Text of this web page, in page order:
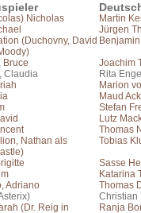
Nicholas
Martin
Jürgen
(Duchovny, David
Bruce
Joachim
Claudia
Rita
Marion
Maud
Stefan
Lutz
Thomas
Nathan als
Tobias
Sasse
Katarina
Adriano
Thomas
Christian
(Dr. Reig in
Ranja